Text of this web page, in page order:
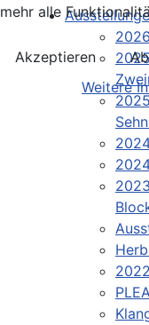
mehr alle
Akzeptieren
Weitere